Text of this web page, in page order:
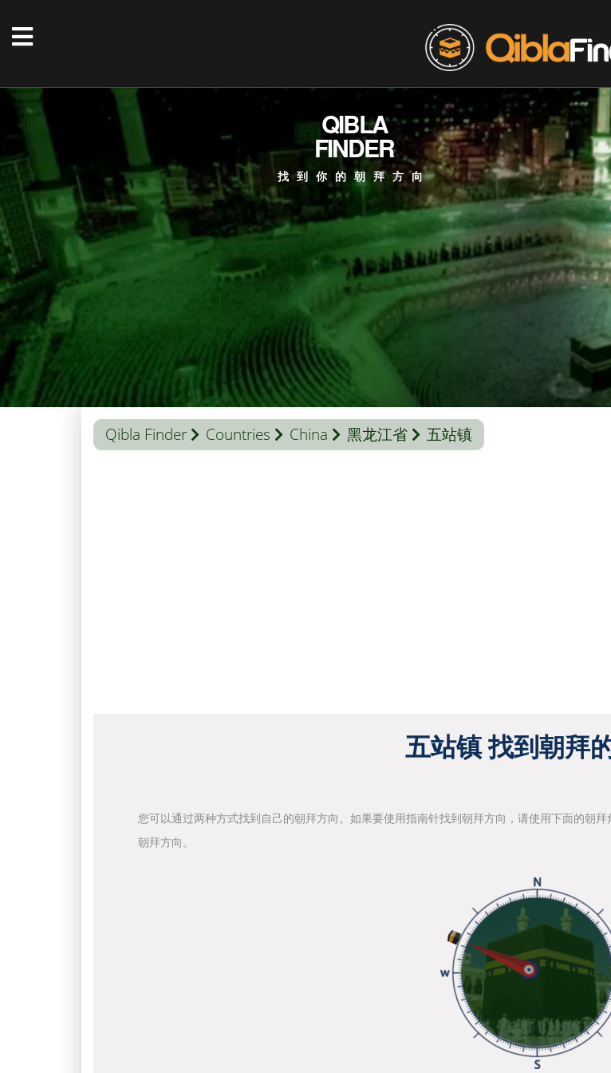
QIBLA
FINDER
找到你的朝拜方向
Qibla Finder Countries China 黑龙江省 五站镇
五站镇 找到朝拜
您可以通过两种方式找到自己的朝拜方向。如果要使用指南针找到朝拜方向，请使用下面的朝
朝拜方向。